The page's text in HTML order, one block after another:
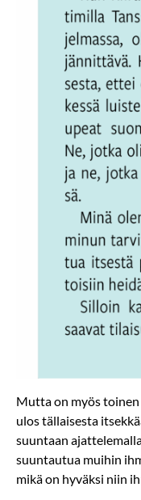
Mutta on myös
ulos tällaisesta
suuntaan
suuntautua muihin
mikä on hyväksi niin